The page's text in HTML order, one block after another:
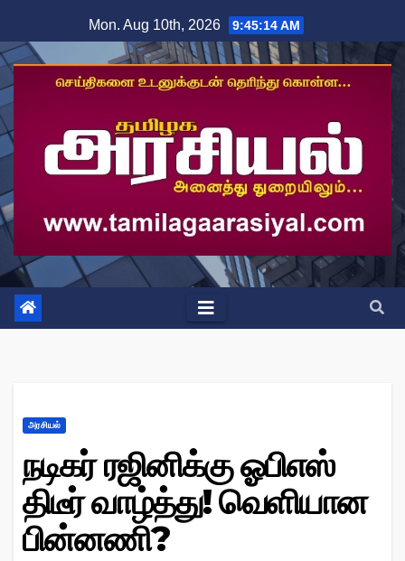
to
content
Mon. Aug 10th, 2026 9:45:15 AM
அரசியல்
நடிகர் ரஜினிக்கு ஓபிஎஸ்
திடீர் வாழ்த்து! வெளியான
பின்னணி?